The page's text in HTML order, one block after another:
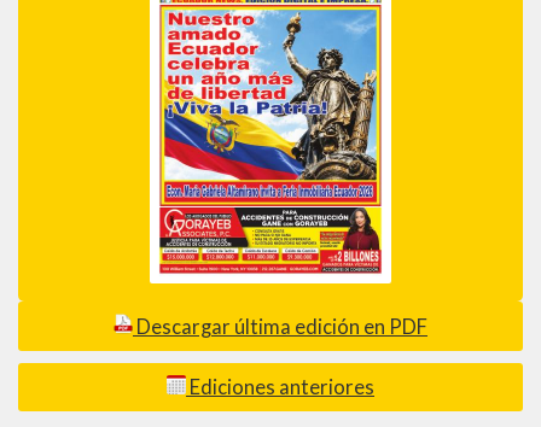
Descargar última edición en PDF
Ediciones anteriores